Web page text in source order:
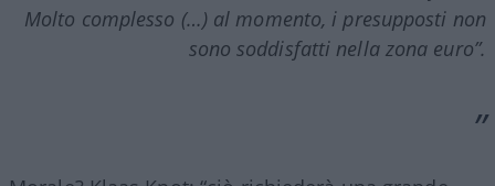
Molto complesso (…) al momento, i presupposti non
sono soddisfatti nella zona euro”.